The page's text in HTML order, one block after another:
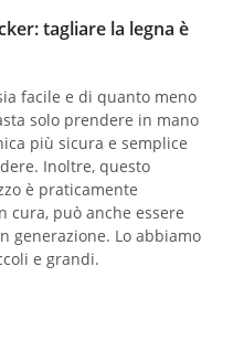
tagliare la legna è
facile e di quanto meno
solo prendere in mano
più sicura e semplice
Inoltre, questo
è praticamente
può anche essere
generazione. Lo abbiamo
e grandi.